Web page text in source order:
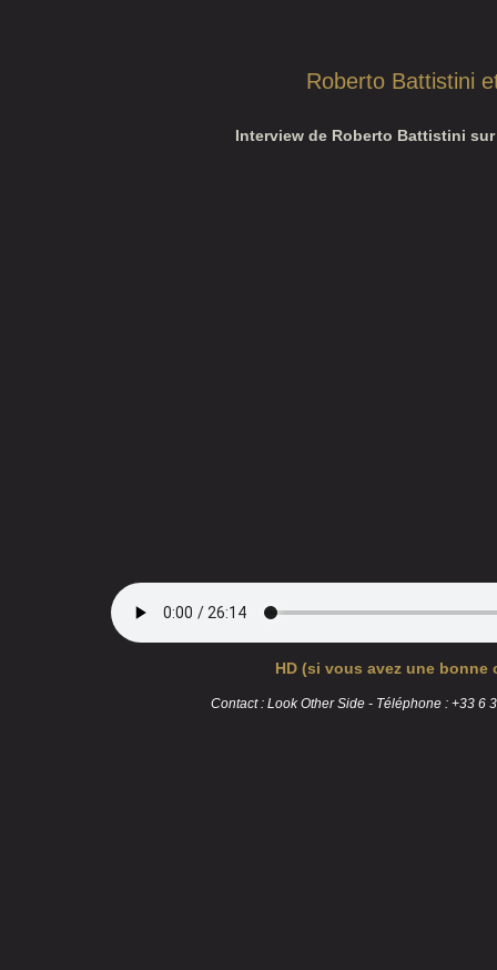
Roberto Battistini
Interview de Roberto Battistini
HD (si vous avez une bonne
Contact : Look Other Side - Téléphone : +33 6